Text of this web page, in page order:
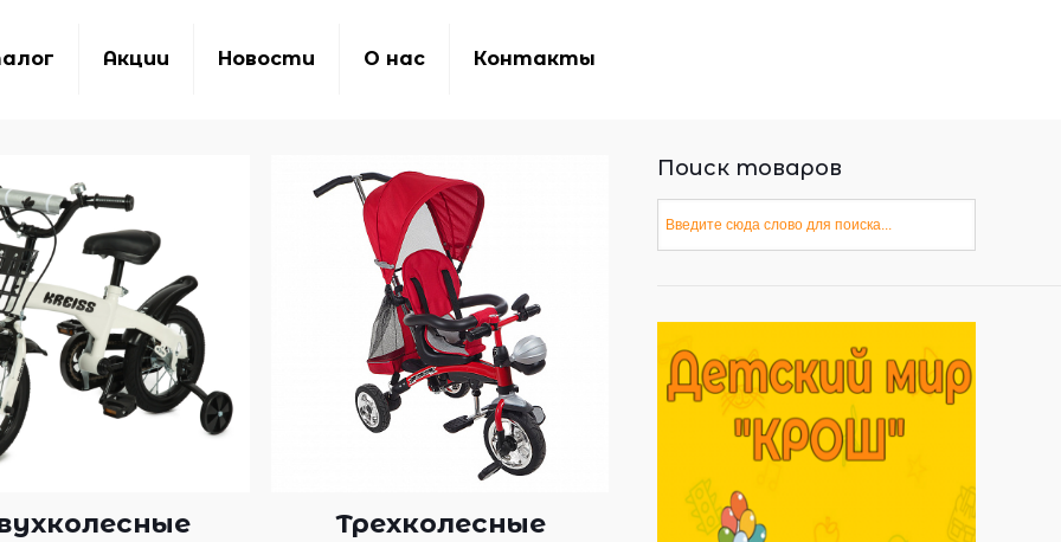
Акции Новости О нас Контакты
Трехколесные
Поиск товаров